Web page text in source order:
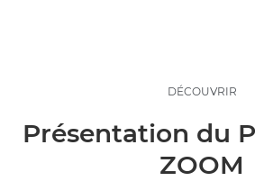
DÉCOUVRIR
Présentation du
ZOOM